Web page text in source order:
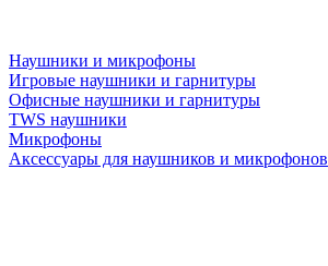
Наушники и микрофоны
Игровые наушники и гарнитуры
Офисные наушники и гарнитуры
TWS наушники
Микрофоны
Аксессуары для наушников и микрофонов